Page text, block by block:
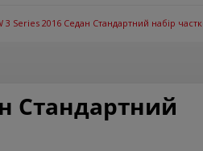
3 Series 2016 Седан Стандартний набір
Стандартний